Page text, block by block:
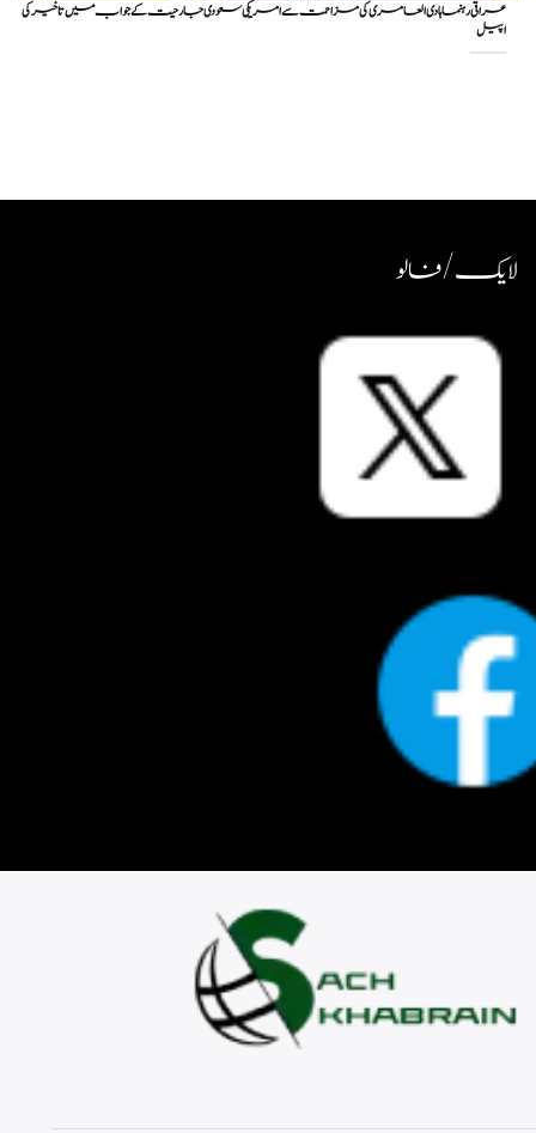
عراقی رہنما ہادی العامری کی مزاحمت سے امریکی سعودی جارحیت کے جواب میں تاخیر کی
اپیل
لایک / فالو